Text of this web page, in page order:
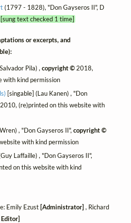
(1797 - 1828), "Don Gayseros II", D
[sung text checked 1 time]
or excerpts, and
Pila) ,copyright © 2018,
with kind permission
[singable] (Lau Kanen) , "Don
(re)printed on this website with
, "Don Gayseros II",copyright ©
with kind permission
Laffaille) , "Don Gayseros II",
on this website with kind
Emily Ezust [Administrator] , Richard